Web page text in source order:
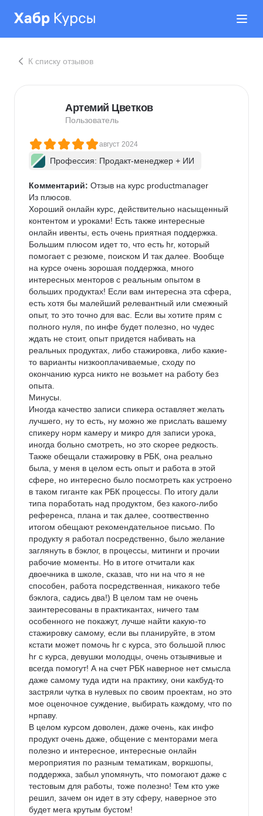
К списку отзывов
Артемий Цветков
Пользователь
август 2024
Профессия: Продакт-менеджер + ИИ
Комментарий: Отзыв на курс productmanager
Из плюсов.
Хороший онлайн курс, действительно насыщенный
контентом и уроками! Есть также интересные
онлайн ивенты, есть очень приятная поддержка.
Большим плюсом идет то, что есть hr, который
помогает с резюме, поиском И так далее. Вообще
на курсе очень зорошая поддержка, много
интересных менторов с реальным опытом в
больших продуктах! Если вам интересна эта сфера,
есть хотя бы малейший релевантный или смежный
опыт, то это точно для вас. Если вы хотите прям с
полного нуля, по инфе будет полезно, но чудес
ждать не стоит, опыт придется набивать на
реальных продуктах, либо стажировка, либо какие-
то варианты низкооплачиваемые, сходу по
окончанию курса никто не возьмет на работу без
опыта.
Минусы.
Иногда качество записи спикера оставляет желать
лучшего, ну то есть, ну можно же прислать вашему
спикеру норм камеру и микро для записи урока,
иногда больно смотреть, но это скорее редкость.
Также обещали стажировку в РБК, она реально
была, у меня в целом есть опыт и работа в этой
сфере, но интересно было посмотреть как устроено
в таком гиганте как РБК процессы. По итогу дали
типа поработать над продуктом, без какого-либо
референса, плана и так далее, соотвественно
итогом обещают рекомендательное письмо. По
продукту я работал посредственно, было желание
заглянуть в бэклог, в процессы, митинги и прочии
рабочие моменты. Но в итоге отчитали как
двоечника в школе, сказав, что ни на что я не
способен, работа посредственная, никакого тебе
бэклога, садись два!) В целом там не очень
заинтересованы в практикантах, ничего там
особенного не покажут, лучше найти какую-то
стажировку самому, если вы планируйте, в этом
кстати может помочь hr с курса, это большой плюс
hr с курса, девушки молодцы, очень отзывчивые и
всегда помогут! А на счет РБК наверное нет смысла
даже самому туда идти на практику, они какбуд-то
застряли чутка в нулевых по своим проектам, но это
мое оценочное суждение, выбирать каждому, что по
нрпаву.
В целом курсом доволен, даже очень, как инфо
продукт очень даже, общение с менторами мега
полезно и интересное, интересные онлайн
мероприятия по разным тематикам, воркшопы,
поддержка, забыл упомянуть, что помогают даже с
тестовым для работы, тоже полезно! Тем кто уже
решил, зачем он идет в эту сферу, наверное это
будет мега крутым бустом!